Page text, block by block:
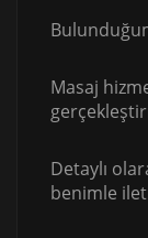
Masaj
Detaylı
benimle